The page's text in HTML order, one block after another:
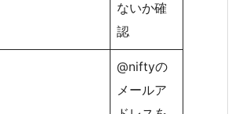
ないか確
認
@niftyの
メールア